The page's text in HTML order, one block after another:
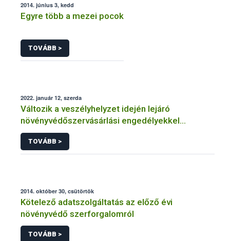
2014. június 3, kedd
Egyre több a mezei pocok
TOVÁBB >
2022. január 12, szerda
Változik a veszélyhelyzet idején lejáró
növényvédőszervásárlási engedélyekkel
kapcsolatos szabályozás
TOVÁBB >
2014. október 30, csütörtök
Kötelező adatszolgáltatás az előző évi
növényvédő szerforgalomról
TOVÁBB >